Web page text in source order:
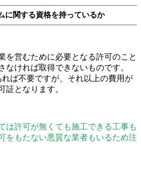
に関する資格を持っているか
を営むために必要となる許可のこと
なければ取得できないものです。
ば不要ですが、それ以上の費用が
証となります。
は許可が無くても施工できる工事も
をもたない悪質な業者もいるため注